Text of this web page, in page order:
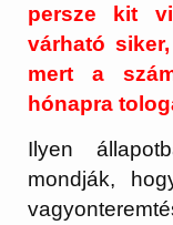
persze kit
várható
mert a
hónapra
Ilyen
mondják,